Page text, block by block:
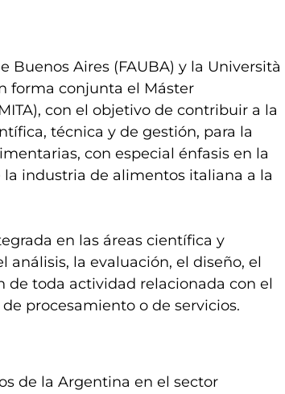
Aires (FAUBA) y la Università
forma conjunta el Máster
con el objetivo de contribuir a la
técnica y de gestión, para la
con especial énfasis en la
industria de alimentos italiana a la
en las áreas científica y
la evaluación, el diseño, el
toda actividad relacionada con el
procesamiento o de servicios.
de la Argentina en el sector